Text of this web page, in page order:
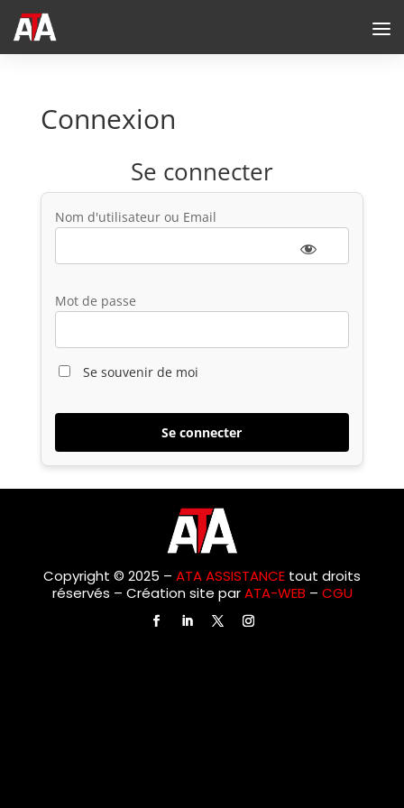
Connexion
Se connecter
Nom d'utilisateur ou Email
Mot de passe
Se souvenir de moi
Copyright © 2025 – ATA ASSISTANCE tout droits
réservés – Création site parATA-WEB – CGU